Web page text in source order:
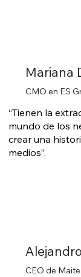
“Tienen la
mundo de los
crear una
medios”.
Mariana
CMO en ES
CEO de